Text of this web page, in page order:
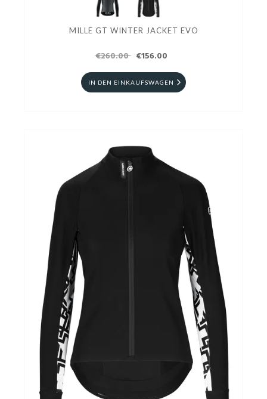
MILLE GT WINTER JACKET EVO
€260.00 €156.00
IN DEN EINKAUFSWAGEN